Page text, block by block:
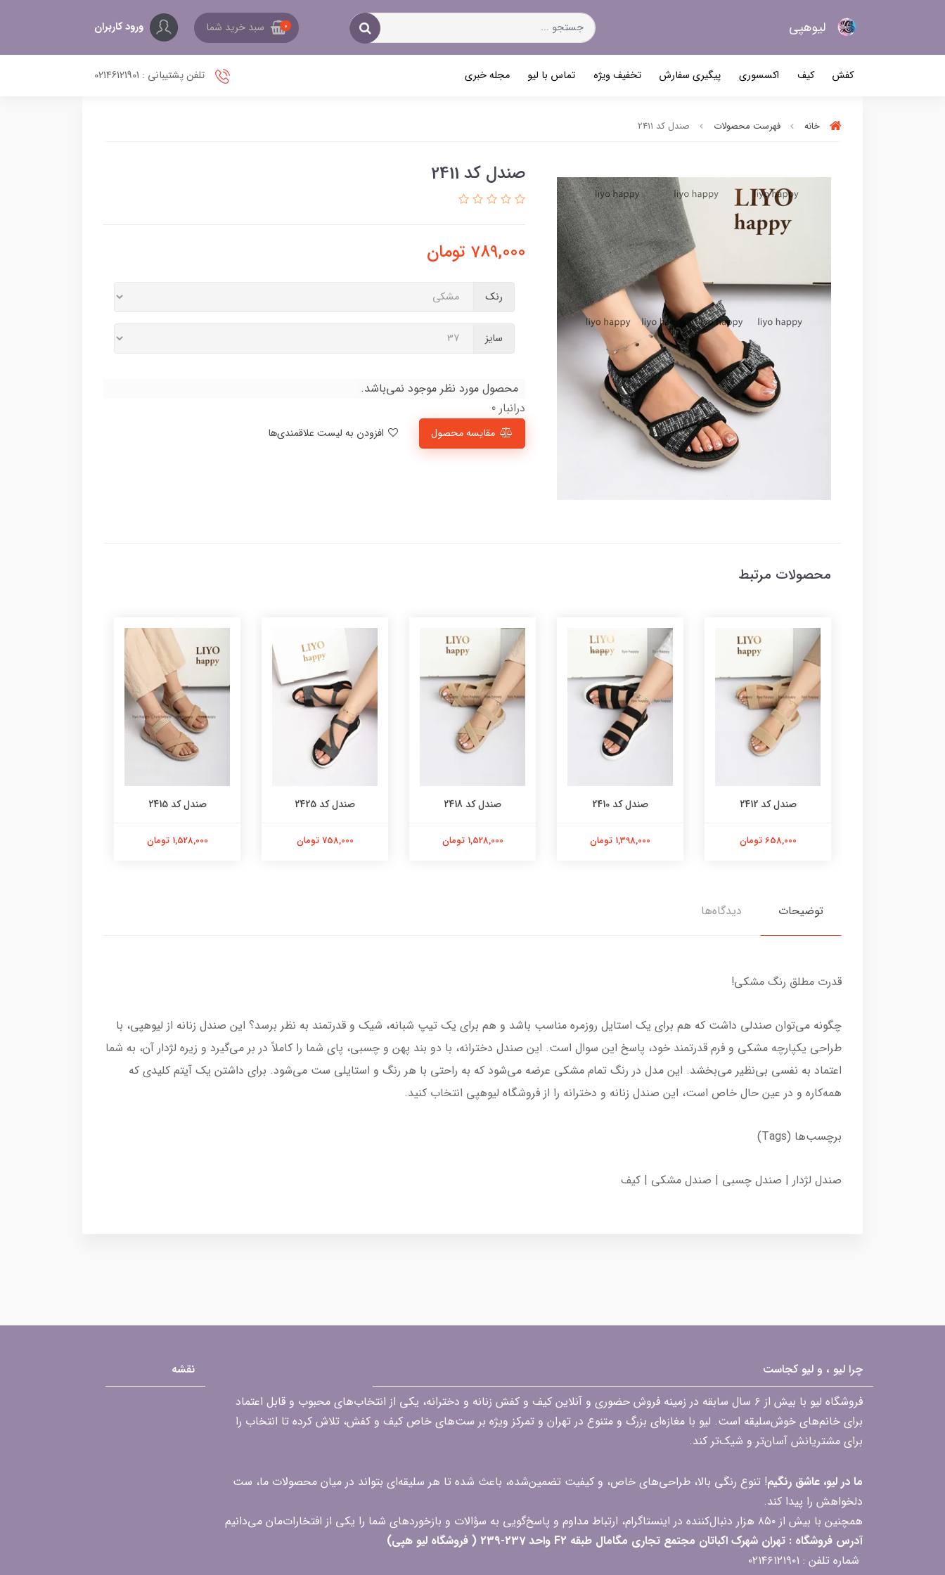
لیو‌هپی 0 سبد خرید شما ورود کاربران
کفش کیف اکسسوری پیگیری سفارش تخفیف ویژه تماس با لیو مجله خبری تلفن پشتیبانی : 02146121901
خانه فهرست محصولات صندل کد 2411
صندل کد 2411
789,000 تومان
رنک
سایز
محصول مورد نظر موجود نمی‌باشد.
درانبار 0
مقایسه محصول
محصولات مرتبط
صندل کد 2412
658,000 تومان
صندل کد 2410
1,398,000 تومان
صندل کد 2418
1,528,000 تومان
صندل کد 2425
758,000 تومان
صندل کد 2415
1,528,000 تومان
توضیحات دیدگاه‌ها
قدرت مطلق رنگ مشکی!
چگونه می‌توان صندلی داشت که هم برای یک استایل روزمره مناسب باشد و هم برای یک تیپ شبانه، شیک و قدرتمند به نظر برسد؟ این صندل زنانه از لیوهپی، با
طراحی یکپارچه مشکی و فرم قدرتمند خود، پاسخ این سوال است. این صندل دخترانه، با دو بند پهن و چسبی، پای شما را کاملاً در بر می‌گیرد و زیره لژدار آن، به شما
اعتماد به نفسی بی‌نظیر می‌بخشد. این مدل در رنگ تمام مشکی عرضه می‌شود که به راحتی با هر رنگ و استایلی ست می‌شود. برای داشتن یک آیتم کلیدی که
همه‌کاره و در عین حال خاص است، این صندل زنانه و دخترانه را از فروشگاه لیوهپی انتخاب کنید.
برچسب‌ها (Tags)
صندل لژدار | صندل چسبی | صندل مشکی | کیف
چرا لیو ، و لیو کجاست
فروشگاه لیو با بیش از ۶ سال سابقه در زمینه فروش حضوری و آنلاین کیف و کفش زنانه و دخترانه، یکی از انتخاب‌های محبوب و قابل اعتماد
برای خانم‌های خوش‌سلیقه است. لیو با مغازه‌ای بزرگ و متنوع در تهران و تمرکز ویژه بر ست‌های خاص کیف و کفش، تلاش کرده تا انتخاب را
برای مشتریانش آسان‌تر و شیک‌تر کند.
ما در لیو، عاشق رنگیم! تنوع رنگی بالا، طراحی‌های خاص، و کیفیت تضمین‌شده، باعث شده تا هر سلیقه‌ای بتواند در میان محصولات ما، ست
دلخواهش را پیدا کند.
همچنین با بیش از ۸۵۰ هزار دنبال‌کننده در اینستاگرام، ارتباط مداوم و پاسخ‌گویی به سؤالات و بازخوردهای شما را یکی از افتخارات‌مان می‌دانیم
آدرس فروشگاه : تهران شهرک اکباتان مجتمع تجاری مگامال طبقه F2 واحد 237-239 ( فروشگاه لیو هپی)
شماره تلفن : ۰۲۱۴۶۱۲۱۹۰۱
نقشه